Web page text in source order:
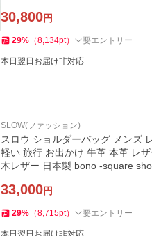
30,800円
29% （8,134pt） 要エントリー
本日翌日お届け非対応
SLOW(ファッション)
スロウ ショルダーバッグ メンズ
軽い 旅行 お出かけ 牛革 本革 レ
木レザー 日本製 bono -square
33,000円
29% （8,715pt） 要エントリー
本日翌日お届け非対応